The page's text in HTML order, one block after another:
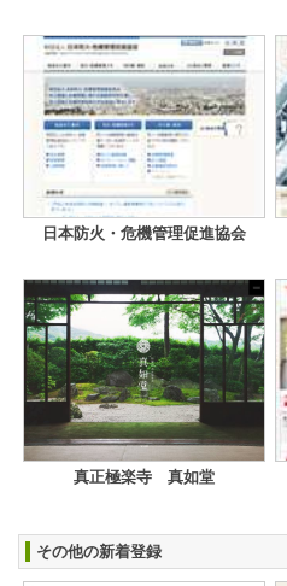
日本防火・危機管理促進協会
真正極楽寺 真如堂
その他の新着登録